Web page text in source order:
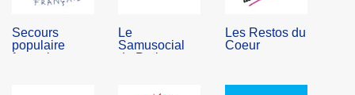
Secours
populaire
français
Le
Samusocial
de Paris
Les Restos du
Coeur